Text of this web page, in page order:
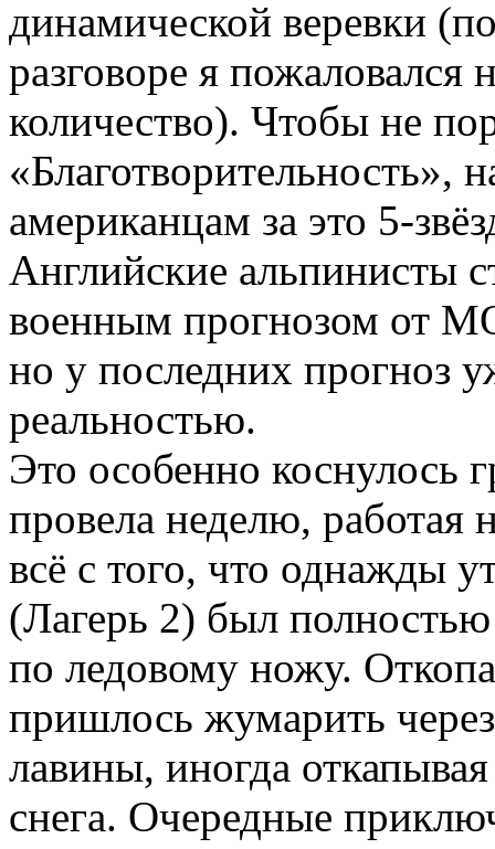
динамической веревки
разговоре я пожаловался
количество). Чтобы не
американцам за это 5-
Английские альпинисты
военным прогнозом от
но у последних прогноз
реальностью.
Это особенно коснулось
провела неделю, работая
всё с того, что однажды
(Лагерь 2) был
по ледовому ножу.
пришлось жумарить
лавины, иногда
снега. Очередные